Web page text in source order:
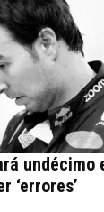
undécimo
‘errores’